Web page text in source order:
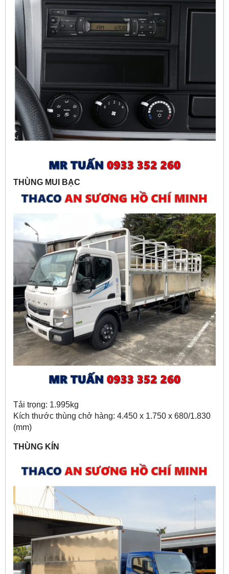
THÙNG MUI BẠC
Tải trọng: 1.995kg
Kích thước thùng chở hàng: 4.450 x 1.750 x 680/1.830
(mm)
THÙNG KÍN